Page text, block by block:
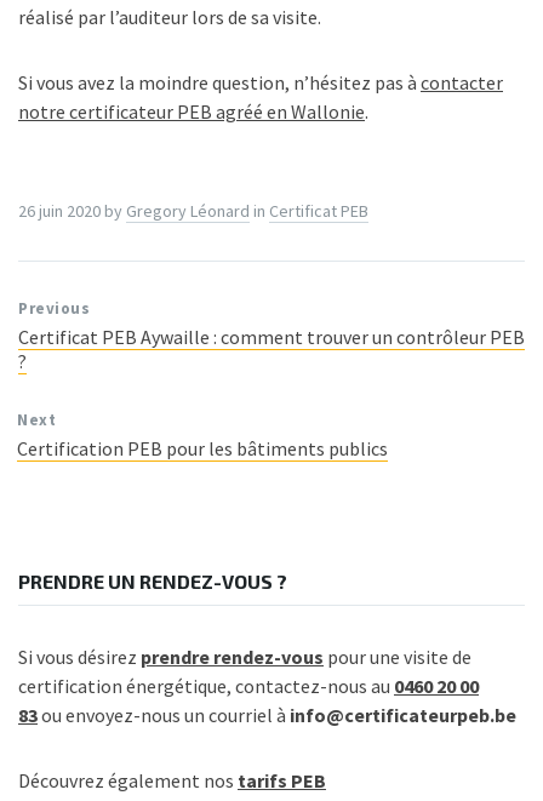
réalisé par l’auditeur lors de sa visite.
Si vous avez la moindre question, n’hésitez pas à contacter
notre certificateur PEB agréé en Wallonie.
26 juin 2020 by Gregory Léonard in Certificat PEB
Previous
Certificat PEB Aywaille : comment trouver un contrôleur PEB
?
Next
Certification PEB pour les bâtiments publics
PRENDRE UN RENDEZ-VOUS ?
Si vous désirez prendre rendez-vous pour une visite de
certification énergétique, contactez-nous au 0460 20 00
83ou envoyez-nous un courriel à info@certificateurpeb.be
Découvrez également nos tarifs PEB